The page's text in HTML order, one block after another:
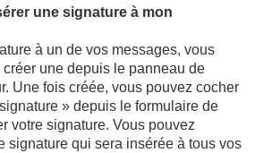
une signature à mon
à un de vos messages, vous
créer une depuis le panneau de
Une fois créée, vous pouvez cocher
» depuis le formulaire de
votre signature. Vous pouvez
signature qui sera insérée à tous vos